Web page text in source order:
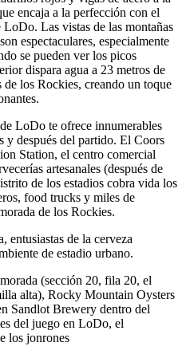
encaja a la perfección con el
Las vistas de las montañas
espectaculares, especialmente
se pueden ver los picos
dispara agua a 23 metros de
los Rockies, creando un toque
LoDo te ofrece innumerables
y después del partido. El Coors
Station, el centro comercial
artesanales (después de
de los estadios cobra vida los
food trucks y miles de
de los Rockies.
entusiastas de la cerveza
de estadio urbano.
(sección 20, fila 20, el
alta), Rocky Mountain Oysters
Sandlot Brewery dentro del
del juego en LoDo, el
los jonrones